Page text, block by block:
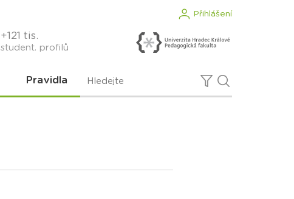
Přihlášení
+121 tis.
student. profilů
Pravidla